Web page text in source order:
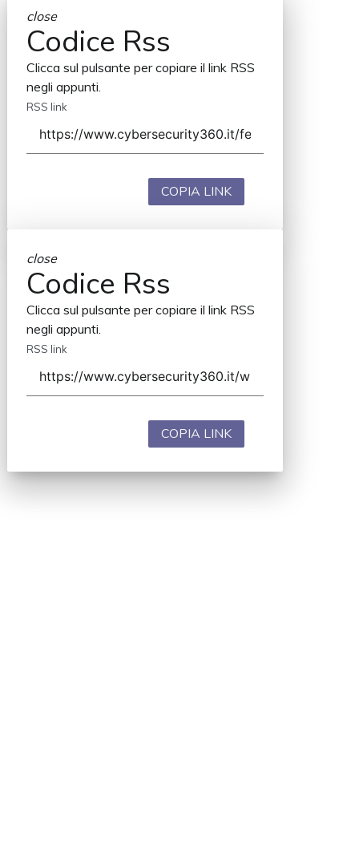
close
Codice Rss
Clicca sul pulsante per copiare il link RSS
negli appunti.
RSS link
COPIA LINK
close
Codice Rss
Clicca sul pulsante per copiare il link RSS
negli appunti.
RSS link
COPIA LINK